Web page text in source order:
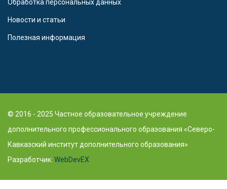
Обработка персональных данных
Новости и статьи
Полезная информация
© 2016 - 2025 Частное образовательное учреждение
дополнительного профессионального образования «Северо-
Кавказский институт дополнительного образования»
Разработчик: WebDevEX